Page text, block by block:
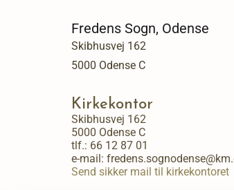
Fredens Sogn, Odense
Skibhusvej 162
5000 Odense C
Kirkekontor
Skibhusvej 162
5000 Odense C
tlf.: 66 12 87 01
e-mail:
Send sikker mail til kirkekontoret